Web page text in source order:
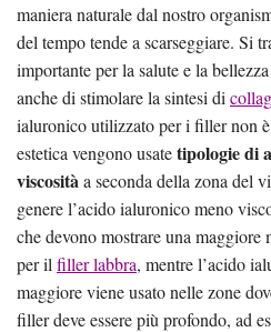
maniera naturale dal nostro
del tempo tende a scarseggiare. Si
importante per la salute e la
anche di stimolare la sintesi di
ialuronico utilizzato per i filler non
estetica vengono usatetipologie di
viscositàa seconda della zona del
genere l’acido ialuronico meno
che devono mostrare una maggiore
per il filler labbra, mentre l’acido
maggiore viene usato nelle zone
filler deve essere più profondo, ad